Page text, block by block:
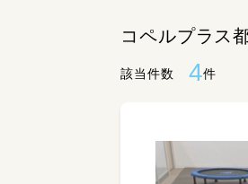
コペルプラス
該当件数 4件